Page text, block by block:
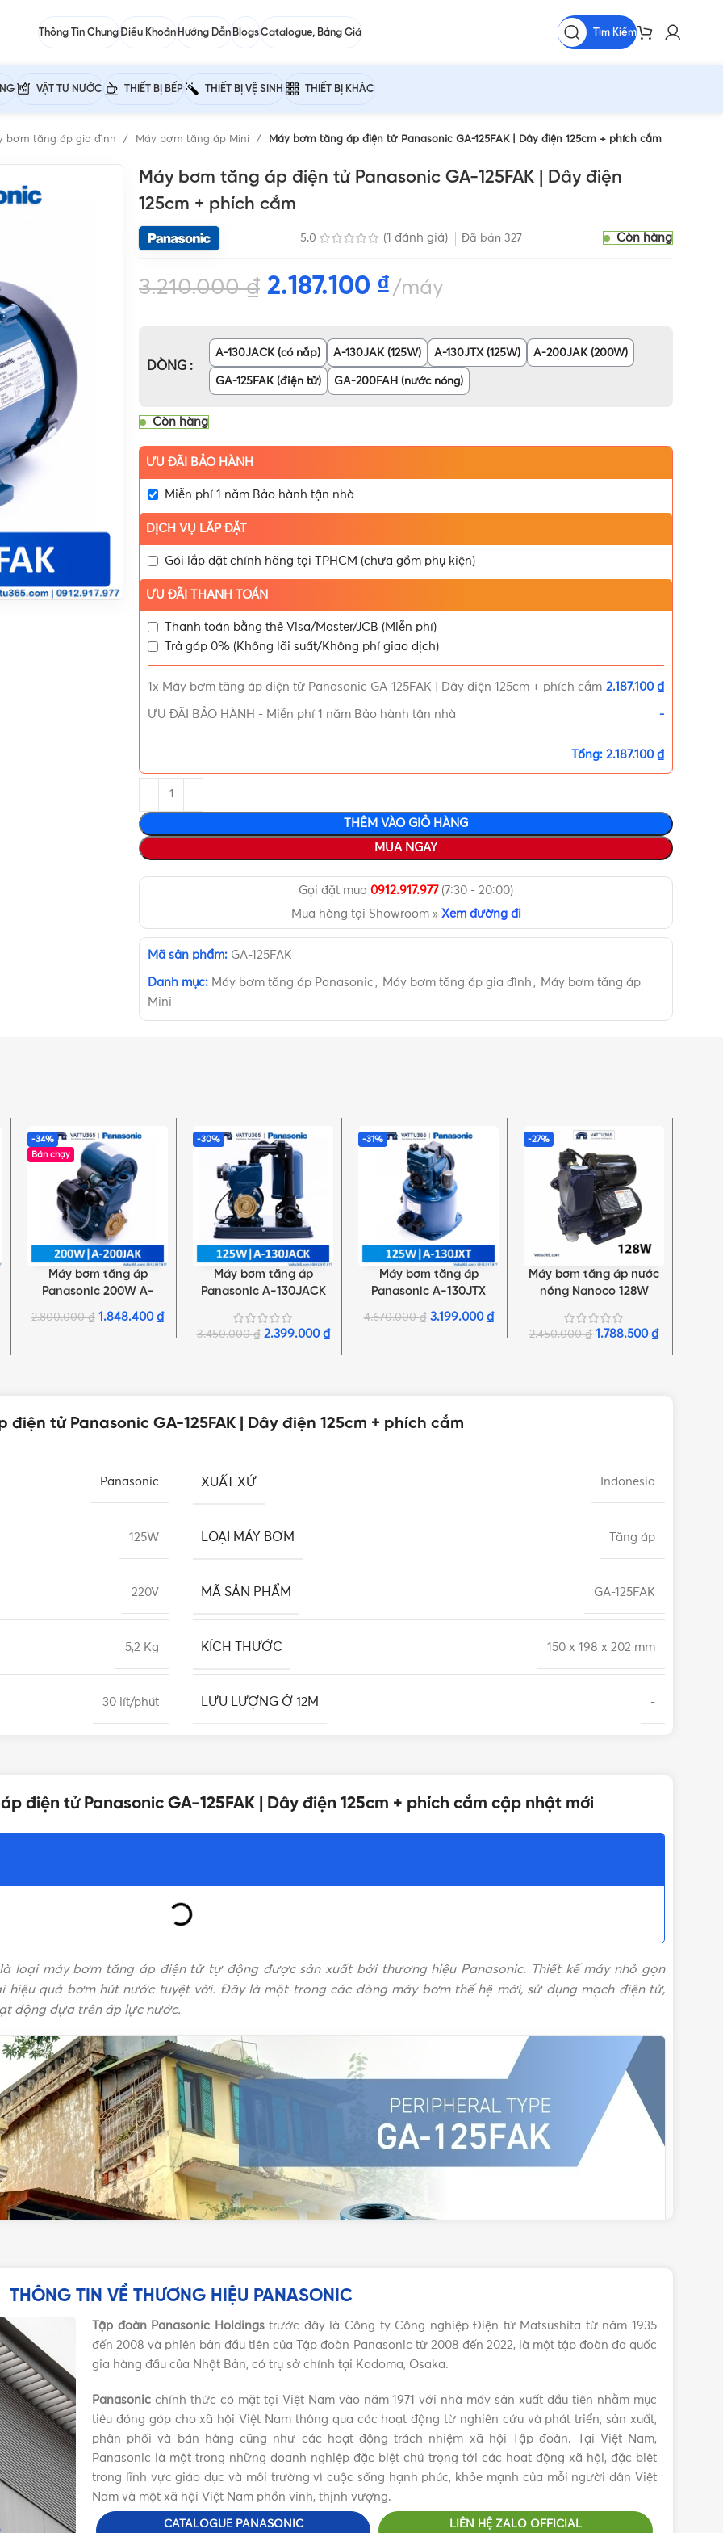
Thông Tin ChungĐiều Khoản Hướng Dẫn BlogsCatalogue, Bảng Giá Tìm Kiếm
VẬT TƯ NƯỚC THIẾT BỊ BẾP THIẾT BỊ VỆ SINH THIẾT BỊ KHÁC
bơm tăng áp gia đình Máy bơm tăng áp Mini Máy bơm tăng áp điện tử Panasonic GA-125FAK | Dây điện 125cm + phích cắm
Máy bơm tăng áp điện tử Panasonic GA-125FAK | Dây điện
125cm + phích cắm
5.0 (1 đánh giá) Đã bán 327 Còn hàng
3.210.000₫ 2.187.100 ₫ máy
DÒNG
A-130JACK (có nắp) A-130JAK (125W) A-130JTX (125W) A-200JAK (200W)
GA-125FAK (điện tử) GA-200FAH (nước nóng)
Còn hàng
ƯU ĐÃI BẢO HÀNH
Miễn phí 1 năm Bảo hành tận nhà
DỊCH VỤ LẮP ĐẶT
Gói lắp đặt chính hãng tại TPHCM (chưa gồm phụ kiện)
ƯU ĐÃI THANH TOÁN
Thanh toán bằng thẻ Visa/Master/JCB (Miễn phí)
Trả góp 0% (Không lãi suất/Không phí giao dịch)
1x Máy bơm tăng áp điện tử Panasonic GA-125FAK | Dây điện 125cm + phích cắm 2.187.100 ₫
ƯU ĐÃI BẢO HÀNH - Miễn phí 1 năm Bảo hành tận nhà -
Tổng: 2.187.100 ₫
THÊM VÀO GIỎ HÀNG
MUA NGAY
Gọi đặt mua 0912.917.977(7:30 - 20:00)
Mua hàng tại Showroom » Xem đường đi
Mã sản phẩm: GA-125FAK
Danh mục: Máy bơm tăng áp Panasonic , Máy bơm tăng áp gia đình , Máy bơm tăng áp
Mini
-34%
Bán chạy
THÊM VÀO GIỎ HÀNG
Máy bơm tăng áp
Panasonic 200W A-
200JAK | Dây điện
125cm + phích cắm
2.800.000₫ 1.848.400 ₫
-30%
THÊM VÀO GIỎ HÀNG
Máy bơm tăng áp
Panasonic A-130JACK
phích cắm
3.450.000₫ 2.399.000 ₫
-31%
THÊM VÀO GIỎ HÀNG
Máy bơm tăng áp
Panasonic A-130JTX
125W | Dây điện 125cm +
phích cắm
4.670.000₫ 3.199.000 ₫
-27%
THÊM VÀO GIỎ HÀNG
Máy bơm tăng áp nước
nóng Nanoco 128W
2.450.000₫ 1.788.500 ₫
tử Panasonic GA-125FAK | Dây điện 125cm + phích cắm
Panasonic XUẤT XỨ Indonesia
125W LOẠI MÁY BƠM Tăng áp
220V MÃ SẢN PHẨM GA-125FAK
5,2 Kg KÍCH THƯỚC 150 x 198 x 202 mm
30 lít/phút LƯU LƯỢNG Ở 12M -
25 mm ĐƯỜNG KÍNH ỐNG THOÁT
GA-125FAK (điện tử)
điện tử Panasonic GA-125FAK | Dây điện 125cm + phích cắm cập nhật mới
loại máy bơm tăng áp điện tử tự động được sản xuất bởi thương hiệu Panasonic. Thiết kế máy nhỏ gọn
hiệu quả bơm hút nước tuyệt vời. Đây là một trong các dòng máy bơm thế hệ mới, sử dụng mạch điện tử,
động dựa trên áp lực nước.
Máy bơm tăng áp điện tử Panasonic GA-125FAK
THÔNG TIN VỀ THƯƠNG HIỆU PANASONIC
Tập đoàn Panasonic Holdingstrước đây là Công ty Công nghiệp Điện tử Matsushita từ năm 1935
đến 2008 và phiên bản đầu tiên của Tập đoàn Panasonic từ 2008 đến 2022, là một tập đoàn đa quốc
gia hàng đầu của Nhật Bản, có trụ sở chính tại Kadoma, Osaka.
Panasonic chính thức có mặt tại Việt Nam vào năm 1971 với nhà máy sản xuất đầu tiên nhằm mục
tiêu đóng góp cho xã hội Việt Nam thông qua các hoạt động từ nghiên cứu và phát triển, sản xuất,
phân phối và bán hàng cũng như các hoạt động trách nhiệm xã hội Tập đoàn. Tại Việt Nam,
Panasonic là một trong những doanh nghiệp đặc biệt chú trọng tới các hoạt động xã hội, đặc biệt
trong lĩnh vực giáo dục và môi trường vì cuộc sống hạnh phúc, khỏe mạnh của mỗi người dân Việt
Nam và một xã hội Việt Nam phồn vinh, thịnh vượng.
CATALOGUE PANASONIC LIÊN HỆ ZALO OFFICIAL